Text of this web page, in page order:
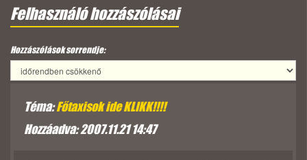
Felhasználó hozzászólásai
Hozzászólások sorrendje:
Téma:Főtaxisok ide KLIKK!!!!
Hozzáadva: 2007.11.21 14:47